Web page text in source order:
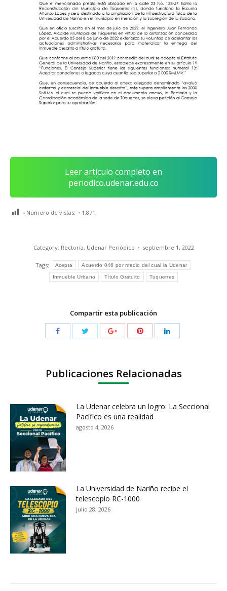
Leer artículo completo en
periodico.udenar.edu.co
Número de vistas: 1.871
Category: Rectoría, Udenar Periódico septiembre 1, 2022
Tags: Acepta Acuerdo 046 por medio del cual la Udenar
Inmueble Urbano Título Gratuito Tuquerres
Compartir esta publicación
Publicaciones Relacionadas
La Udenar celebra un logro: La Seccional
Pacífico es una realidad
agosto 4, 2026
La Universidad de Nariño recibe el
telescopio RC-1000
julio 28, 2026